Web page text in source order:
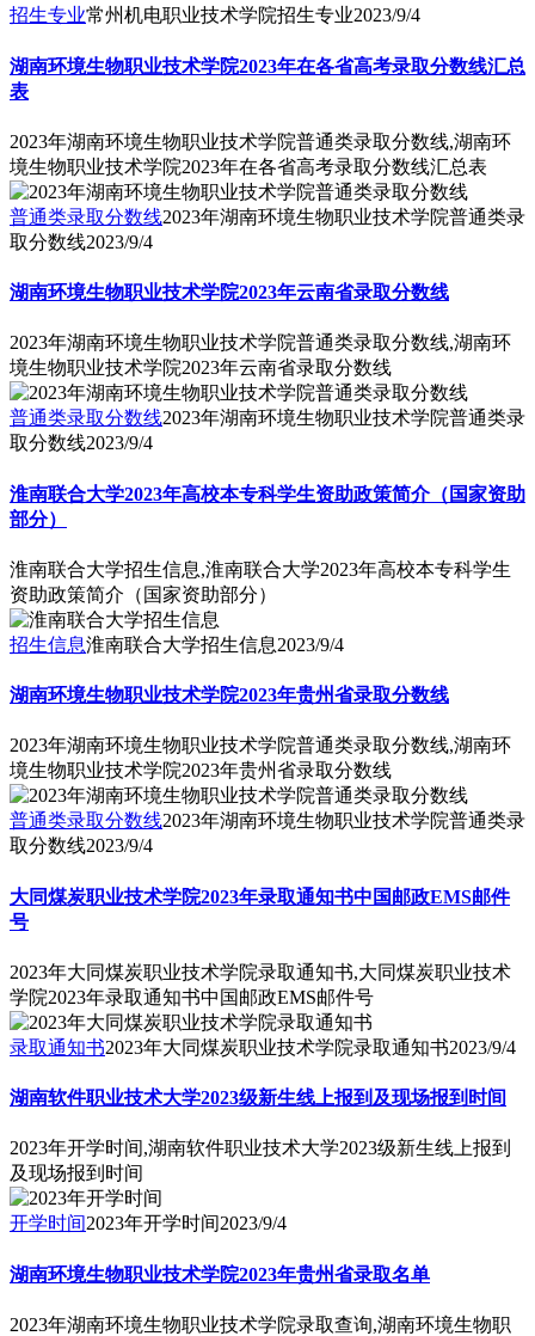
招生专业常州机电职业技术学院招生专业2023/9/4
湖南环境生物职业技术学院2023年在各省高考录取分数线汇总
表
2023年湖南环境生物职业技术学院普通类录取分数线,湖南环
境生物职业技术学院2023年在各省高考录取分数线汇总表
普通类录取分数线2023年湖南环境生物职业技术学院普通类录
取分数线2023/9/4
湖南环境生物职业技术学院2023年云南省录取分数线
2023年湖南环境生物职业技术学院普通类录取分数线,湖南环
境生物职业技术学院2023年云南省录取分数线
普通类录取分数线2023年湖南环境生物职业技术学院普通类录
取分数线2023/9/4
淮南联合大学2023年高校本专科学生资助政策简介（国家资助
部分）
淮南联合大学招生信息,淮南联合大学2023年高校本专科学生
资助政策简介（国家资助部分）
招生信息淮南联合大学招生信息2023/9/4
湖南环境生物职业技术学院2023年贵州省录取分数线
2023年湖南环境生物职业技术学院普通类录取分数线,湖南环
境生物职业技术学院2023年贵州省录取分数线
普通类录取分数线2023年湖南环境生物职业技术学院普通类录
取分数线2023/9/4
大同煤炭职业技术学院2023年录取通知书中国邮政EMS邮件
号
2023年大同煤炭职业技术学院录取通知书,大同煤炭职业技术
学院2023年录取通知书中国邮政EMS邮件号
录取通知书2023年大同煤炭职业技术学院录取通知书2023/9/4
湖南软件职业技术大学2023级新生线上报到及现场报到时间
2023年开学时间,湖南软件职业技术大学2023级新生线上报到
及现场报到时间
开学时间 2023年开学时间 2023/9/4
湖南环境生物职业技术学院2023年贵州省录取名单
2023年湖南环境生物职业技术学院录取查询,湖南环境生物职